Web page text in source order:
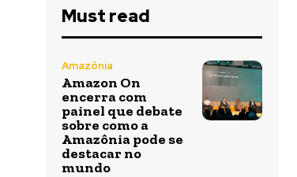
Must read
Amazônia
Amazon On
encerra com
painel que debate
sobre como a
Amazônia pode se
destacar no
mundo